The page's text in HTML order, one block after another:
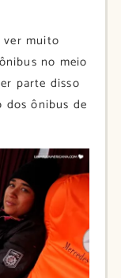
ver muito
no meio
parte disso
dos ônibus de